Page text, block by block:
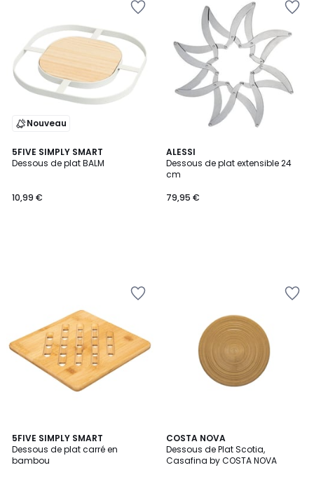
Nouveau
5FIVE SIMPLY SMART
Dessous de plat BALM
10,99 €
ALESSI
Dessous de plat extensible 24
cm
79,95 €
5FIVE SIMPLY SMART
Dessous de plat carré en
bambou
COSTA NOVA
Dessous de Plat Scotia,
Casafina by COSTA NOVA
5
/
5